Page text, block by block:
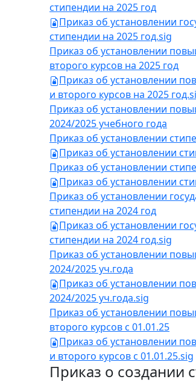
стипендии на 2025 год
Приказ об установлении
стипендии на 2025 год.sig
Приказ об установлении
второго курсов на 2025 год
Приказ об установлении
и второго курсов на 2025
Приказ об установлении
2024/2025 учебного года
Приказ об установлении
Приказ об установлении
Приказ об установлении
Приказ об установлении
Приказ об установлении
стипендии на 2024 год
Приказ об установлении
стипендии на 2024 год.sig
Приказ об установлении
2024/2025 уч.года
Приказ об установлении
2024/2025 уч.года.sig
Приказ об установлении
второго курсов с 01.01.25
Приказ об установлении
и второго курсов с 01.01.25.sig
Приказ о создании